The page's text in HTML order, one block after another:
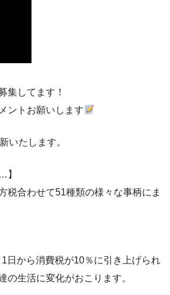
集してます！
ントお願いします
いたします。
】
税合わせて51種類の様々な事柄にま
日から消費税が10％に引き上げられ
の生活に変化がおこります。